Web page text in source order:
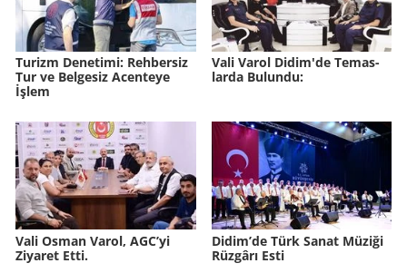
Tu­rizm De­ne­ti­mi: Reh­ber­siz
Tur ve Bel­ge­siz Acen­te­ye
İşlem
Vali Varol Didim'de Te­mas­
lar­da Bu­lun­du:
Vali Osman Varol, AGC’yi
Ziyaret Etti.
Didim’de Türk Sanat Mü­zi­ği
Rüz­gâ­rı Esti